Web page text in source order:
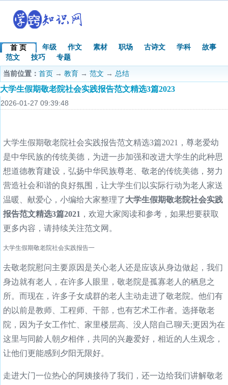
首 页 年级 作文 素材 职场 古诗文 学科
故事
范文
技巧
专题
当前位置： 首页 → 教育 → 范文 → 总结
大学生假期敬老院社会实践报告范文精选3篇2023
2026-01-27 09:39:48
大学生假期敬老院社会实践报告范文精选3篇2021，尊老爱幼
是中华民族的传统美德，为进一步加强和改进大学生的此种思
想道德教育建设，弘扬中华民族尊老、敬老的传统美德，努力
营造社会和谐的良好氛围，让大学生们以实际行动为老人家送
温暖、献爱心，小编给大家整理了大学生假期敬老院社会实践
报告范文精选3篇2021 ，欢迎大家阅读和参考，如果想要获取
更多内容，请持续关注范文网。
大学生假期敬老院社会实践报告一
去敬老院慰问主要原因是关心老人还是应该从身边做起，我们
身边就有老人，在许多人眼里，敬老院是孤寡老人的栖息之
所。而现在，许多子女成群的老人主动走进了敬老院。他们有
的以前是教师、工程师、干部，也有艺术工作者。选择敬老
院，因为子女工作忙、家里楼层高、没人陪自己聊天;更因为在
这里与同龄人朝夕相伴，共同的兴趣爱好，相近的人生观念，
让他们更能感到夕阳无限好。
走进大门一位热心的阿姨接待了我们，还一边给我们讲解敬老